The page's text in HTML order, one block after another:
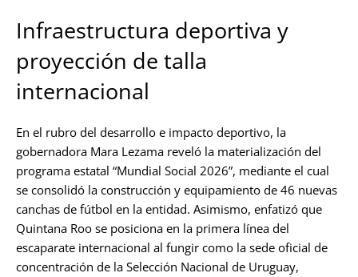
Infraestructura deportiva y
proyección de talla
internacional
En el rubro del desarrollo e impacto deportivo, la
gobernadora Mara Lezama reveló la materialización del
programa estatal “Mundial Social 2026”, mediante el cual
se consolidó la construcción y equipamiento de 46 nuevas
canchas de fútbol en la entidad. Asimismo, enfatizó que
Quintana Roo se posiciona en la primera línea del
escaparate internacional al fungir como la sede oficial de
concentración de la Selección Nacional de Uruguay,